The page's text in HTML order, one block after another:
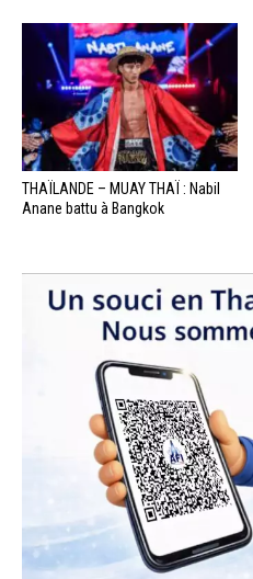
THAÏLANDE – MUAY THAÏ : Nabil
Anane battu à Bangkok